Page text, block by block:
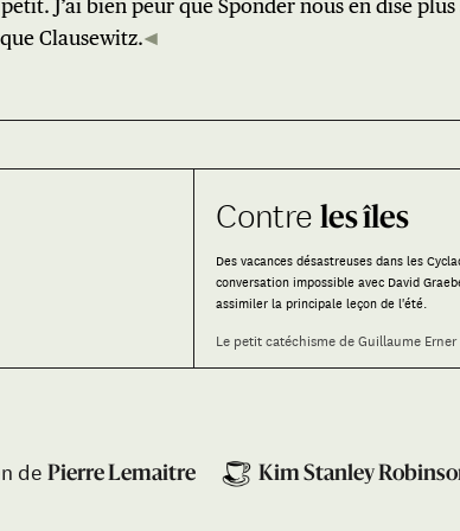
J’ai bien peur que Sponder nous en dise
Clausewitz.
Contre les îles
Des vacances désastreuses dans les
conversation impossible avec David
assimiler la principale leçon de l'été.
Le petit catéchisme de Guillaume Erner
dePierre Lemaitre Kim Stanley